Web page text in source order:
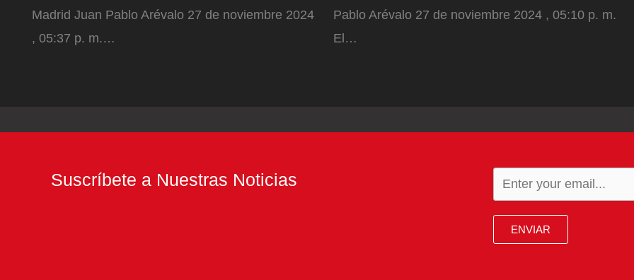
Madrid Juan Pablo Arévalo 27 de noviembre 2024
, 05:37 p. m.…
Pablo Arévalo 27 de noviembre 2024 , 05:10 p. m.
El…
Suscríbete a Nuestras Noticias
ENVIAR